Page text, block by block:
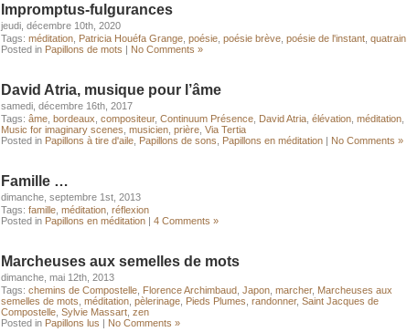
Impromptus-fulgurances
jeudi, décembre 10th, 2020
Tags: méditation Patricia Houéfa Grange poésie poésie brève poésie de l'instant quatrain
Posted in Papillons de mots | No Comments »
David Atria, musique pour l’âme
samedi, décembre 16th, 2017
Tags: âme bordeaux compositeur, Continuum Présence David Atria élévation méditation
Music for imaginary scenes musicien prière Via Tertia
Posted in Papillons à tire d'aile Papillons de sons Papillons en méditation | No Comments »
Famille …
dimanche, septembre 1st, 2013
Tags: famille méditation réflexion
Posted in Papillons en méditation | 4 Comments »
Marcheuses aux semelles de mots
dimanche, mai 12th, 2013
Tags: chemins de Compostelle Florence Archimbaud Japon marcher, Marcheuses aux
semelles de mots méditation pèlerinage Pieds Plumes randonner, Saint Jacques de
Compostelle Sylvie Massart zen
Posted in Papillons lus | No Comments »